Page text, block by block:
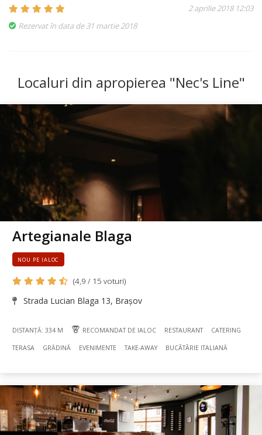
2 aprilie 2018 12:03
Rezervat în data de 31 martie 2018
Localuri din apropierea "Nec's Line"
Artegianale Blaga
NOU PE IALOC
(4,9 / 15 voturi)
Strada Lucian Blaga 13, Brașov
DISTANȚĂ: 334 M RECOMANDAT DE IALOC RESTAURANT CATERING
TERASA GRĂDINĂ EVENIMENTE TAKE-AWAY BUCÃTÃRIE ITALIANĂ